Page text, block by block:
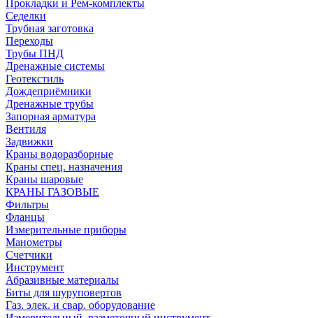
Прокладки и Рем-комплекты
Седелки
Трубная заготовка
Переходы
Трубы ПНД
Дренажные системы
Геотекстиль
Дождеприёмники
Дренажные трубы
Запорная арматура
Вентиля
Задвижки
Краны водоразборные
Краны спец. назначения
Краны шаровые
КРАНЫ ГАЗОВЫЕ
Фильтры
Фланцы
Измерительные приборы
Манометры
Счетчики
Инструмент
Абразивные материалы
Биты для шуруповертов
Газ. элек. и свар. оборудование